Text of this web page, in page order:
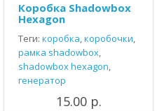
Коробка Shadowbox
Hexagon
Теги: коробка,коробочки,
рамка shadowbox,
shadowbox hexagon,
генератор
15.00 р.